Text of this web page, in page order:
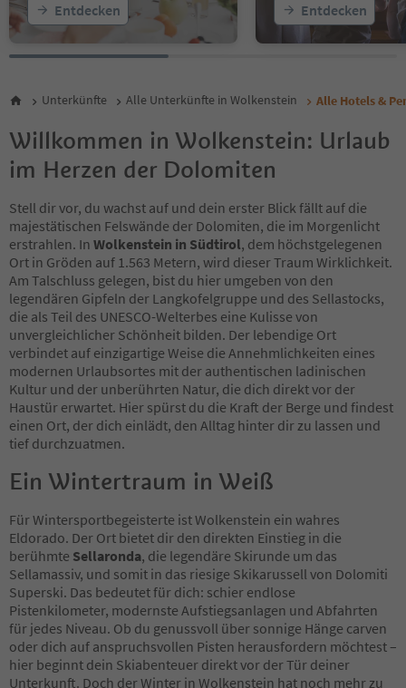
Entdecken Entdecken
Unterkünfte Alle Unterkünfte in Wolkenstein Alle Hotels &
Willkommen in Wolkenstein: Urlaub
im Herzen der Dolomiten
Stell dir vor, du wachst auf und dein erster Blick fällt auf die
majestätischen Felswände der Dolomiten, die im Morgenlicht
erstrahlen. In Wolkenstein in Südtirol, dem höchstgelegenen
Ort in Gröden auf 1.563 Metern, wird dieser Traum Wirklichkeit.
Am Talschluss gelegen, bist du hier umgeben von den
legendären Gipfeln der Langkofelgruppe und des Sellastocks,
die als Teil des UNESCO-Welterbes eine Kulisse von
unvergleichlicher Schönheit bilden. Der lebendige Ort
verbindet auf einzigartige Weise die Annehmlichkeiten eines
modernen Urlaubsortes mit der authentischen ladinischen
Kultur und der unberührten Natur, die dich direkt vor der
Haustür erwartet. Hier spürst du die Kraft der Berge und findest
einen Ort, der dich einlädt, den Alltag hinter dir zu lassen und
tief durchzuatmen.
Ein Wintertraum in Weiß
Für Wintersportbegeisterte ist Wolkenstein ein wahres
Eldorado. Der Ort bietet dir den direkten Einstieg in die
berühmte Sellaronda, die legendäre Skirunde um das
Sellamassiv, und somit in das riesige Skikarussell von Dolomiti
Superski. Das bedeutet für dich: schier endlose
Pistenkilometer, modernste Aufstiegsanlagen und Abfahrten
für jedes Niveau. Ob du genussvoll über sonnige Hänge carven
oder dich auf anspruchsvollen Pisten herausfordern möchtest –
hier beginnt dein Skiabenteuer direkt vor der Tür deiner
Unterkunft. Doch der Winter in Wolkenstein hat noch mehr zu